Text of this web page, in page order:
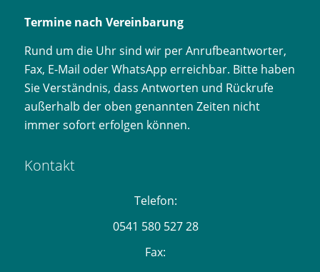
Termine nach Vereinbarung
Rund um die Uhr sind wir per Anrufbeantworter,
Fax, E-Mail oder WhatsApp erreichbar. Bitte haben
Sie Verständnis, dass Antworten und Rückrufe
außerhalb der oben genannten Zeiten nicht
immer sofort erfolgen können.
Kontakt
Telefon:
0541 580 527 28
Fax: